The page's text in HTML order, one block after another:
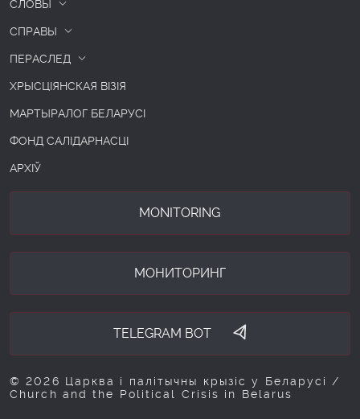
СЛОВЫ
СПРАВЫ
ПЕРАСЛЕД
ХРЫСЦІЯНСКАЯ ВІЗІЯ
МАРТЫРАЛОГ БЕЛАРУСІ
ФОНД САЛІДАРНАСЦІ
АРХІЎ
MONITORING
МОНИТОРИНГ
TELEGRAM BOT
© 2026 Царква і палітычны крызіс у Беларусі /
Church and the Political Crisis in Belarus